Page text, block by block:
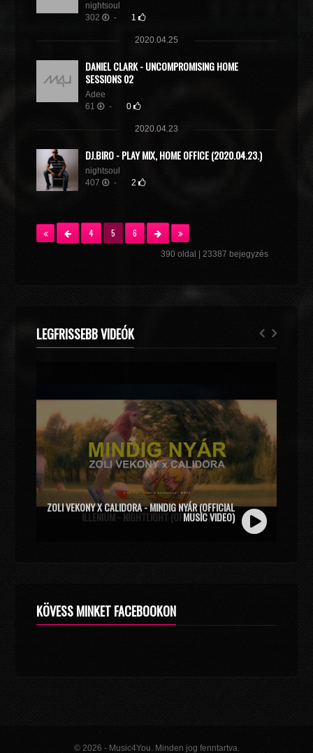
nightsoul
302
- 1
2020.04.25
DANIEL CLARK - UNCOMPROMISING HOME
SESSIONS 02
Adee
61
- 0
2020.04.23
DJ.BIRO - PLAY MIX, HOME OFFICE (2020.04.23.)
nightsoul
407
- 2
4 5 6
390 oldal | 23387 bejegyzés
LEGFRISSEBB VIDEÓK
ZOLI VEKONY X CALIDORA - MINDIG NYÁR (OFFICIAL
MUSIC VIDEO)
KÖVESS MINKET FACEBOOKON
© 2026 - Music4You. Minden jog fenntartva.